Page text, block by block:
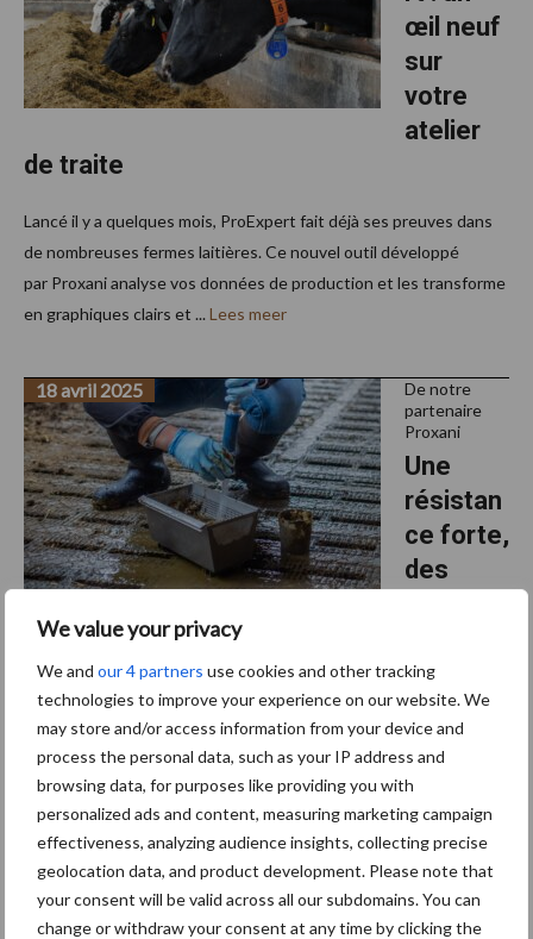
We value your privacy
We and our 4 partners use cookies and other tracking
technologies to improve your experience on our website. We
may store and/or access information from your device and
process the personal data, such as your IP address and
browsing data, for purposes like providing you with
personalized ads and content, measuring marketing campaign
effectiveness, analyzing audience insights, collecting precise
geolocation data, and product development. Please note that
your consent will be valid across all our subdomains. You can
change or withdraw your consent at any time by clicking the
œil neuf
sur
votre
atelier
de traite
Lancé il y a quelques mois, ProExpert fait déjà ses preuves dans
de nombreuses fermes laitières. Ce nouvel outil développé
par Proxani analyse vos données de production et les transforme
en graphiques clairs et ... Lees meer
De notre
partenaire
Proxani
Une
résistan
ce forte,
des
évitez le syndrome de l’intestin
perméable avec ProMin Rediboost
18 avril 2025
Lors du tamisage du fumier, on remarque parfois la présence de
bouchons de mucus. Cela indique des dommages à la paroi
intestinale. Cela crée un intestin perméable, où la paroi ne se
ferme plus correctement. Des bactéries et des ...
Lees meer